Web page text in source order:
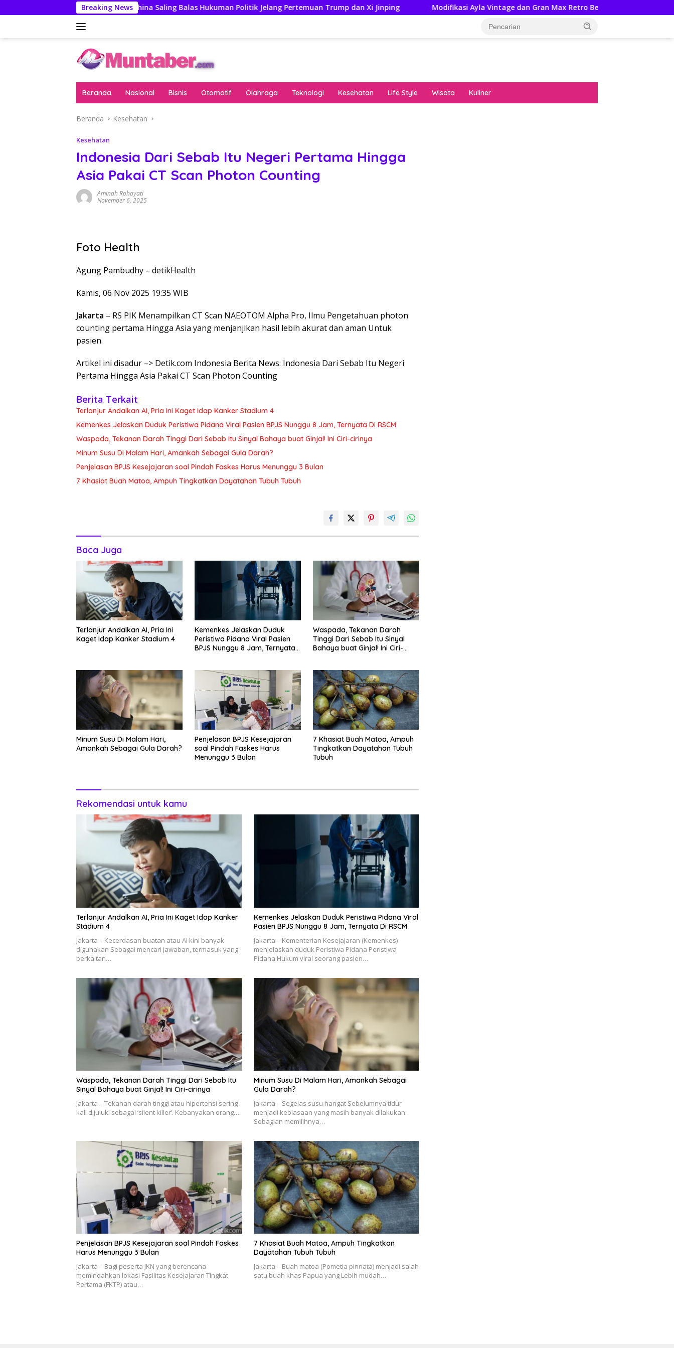
ke
Breaking News
AS-China Saling Balas Hukuman Politik Jelang Pertemuan Trump dan Xi Jinping Modifikasi Ayla Vintage dan Gran Max Retro Bersama Sebab Itu Hadiah Undian
Beranda Nasional Bisnis Otomotif Olahraga Teknologi Kesehatan Life Style Wisata Kuliner
Beranda Kesehatan
Kesehatan
Indonesia Dari Sebab Itu Negeri Pertama Hingga
Asia Pakai CT Scan Photon Counting
Aminah Rohayati
November 6, 2025
Foto Health
Agung Pambudhy – detikHealth
Kamis, 06 Nov 2025 19:35 WIB
Jakarta – RS PIK Menampilkan CT Scan NAEOTOM Alpha Pro, Ilmu Pengetahuan photon
counting pertama Hingga Asia yang menjanjikan hasil lebih akurat dan aman Untuk
pasien.
Artikel ini disadur –> Detik.com Indonesia Berita News: Indonesia Dari Sebab Itu Negeri
Pertama Hingga Asia Pakai CT Scan Photon Counting
Berita Terkait
Terlanjur Andalkan AI, Pria Ini Kaget Idap Kanker Stadium 4
Kemenkes Jelaskan Duduk Peristiwa Pidana Viral Pasien BPJS Nunggu 8 Jam, Ternyata Di RSCM
Waspada, Tekanan Darah Tinggi Dari Sebab Itu Sinyal Bahaya buat Ginjal! Ini Ciri-cirinya
Minum Susu Di Malam Hari, Amankah Sebagai Gula Darah?
Penjelasan BPJS Kesejajaran soal Pindah Faskes Harus Menunggu 3 Bulan
7 Khasiat Buah Matoa, Ampuh Tingkatkan Dayatahan Tubuh Tubuh
Baca Juga
Terlanjur Andalkan AI, Pria Ini
Kaget Idap Kanker Stadium 4
Kemenkes Jelaskan Duduk
Peristiwa Pidana Viral Pasien
BPJS Nunggu 8 Jam, Ternyata
Waspada, Tekanan Darah
Tinggi Dari Sebab Itu Sinyal
Bahaya buat Ginjal! Ini Ciri-
Minum Susu Di Malam Hari,
Amankah Sebagai Gula Darah?
Penjelasan BPJS Kesejajaran
soal Pindah Faskes Harus
Menunggu 3 Bulan
7 Khasiat Buah Matoa, Ampuh
Tingkatkan Dayatahan Tubuh
Tubuh
Rekomendasi untuk kamu
Terlanjur Andalkan AI, Pria Ini Kaget Idap Kanker
Stadium 4
Jakarta – Kecerdasan buatan atau AI kini banyak
digunakan Sebagai mencari jawaban, termasuk yang
berkaitan…
Kemenkes Jelaskan Duduk Peristiwa Pidana Viral
Pasien BPJS Nunggu 8 Jam, Ternyata Di RSCM
Jakarta – Kementerian Kesejajaran (Kemenkes)
menjelaskan duduk Peristiwa Pidana Peristiwa
Pidana Hukum viral seorang pasien…
Waspada, Tekanan Darah Tinggi Dari Sebab Itu
Sinyal Bahaya buat Ginjal! Ini Ciri-cirinya
Jakarta – Tekanan darah tinggi atau hipertensi sering
kali dijuluki sebagai ‘silent killer’. Kebanyakan orang…
Minum Susu Di Malam Hari, Amankah Sebagai
Gula Darah?
Jakarta – Segelas susu hangat Sebelumnya tidur
menjadi kebiasaan yang masih banyak dilakukan.
Sebagian memilihnya…
Penjelasan BPJS Kesejajaran soal Pindah Faskes
Harus Menunggu 3 Bulan
Jakarta – Bagi peserta JKN yang berencana
memindahkan lokasi Fasilitas Kesejajaran Tingkat
Pertama (FKTP) atau…
7 Khasiat Buah Matoa, Ampuh Tingkatkan
Dayatahan Tubuh Tubuh
Jakarta – Buah matoa (Pometia pinnata) menjadi salah
satu buah khas Papua yang Lebih mudah…